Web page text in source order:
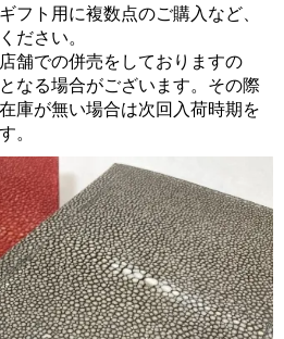
フト用に複数点のご購入など、
ださい。
舗での併売をしておりますの
なる場合がございます。その際
庫が無い場合は次回入荷時期を
。